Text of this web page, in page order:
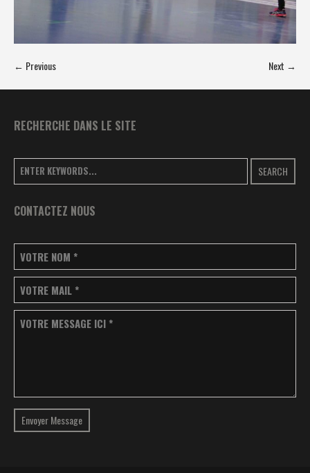
← Previous Next →
RECHERCHE DANS LE SITE
SEARCH
CONTACTEZ NOUS
VOTRE NOM *
VOTRE MAIL *
VOTRE MESSAGE ICI *
Envoyer Message